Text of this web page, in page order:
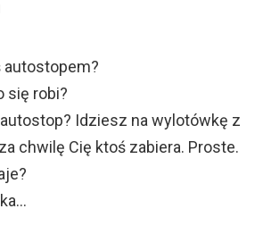
autostopem?
się robi?
Idziesz na wylotówkę z
chwilę Cię ktoś zabiera. Proste.